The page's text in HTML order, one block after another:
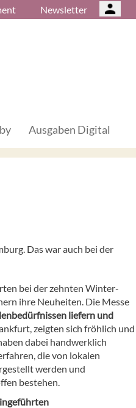
Newsletter
Ausgaben Digital
Das war auch bei der
bei der zehnten Winter-
ihre Neuheiten. Die Messe
liefern und
zeigten sich fröhlich und
dabei handwerklich
die von lokalen
werden und
bestehen.